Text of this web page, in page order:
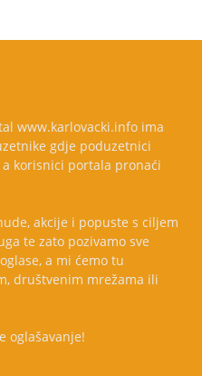
www.karlovacki.info ima
gdje poduzetnici
korisnici portala pronaći
akcije i popuste s ciljem
te zato pozivamo sve
a mi ćemo tu
društvenim mrežama ili
oglašavanje!